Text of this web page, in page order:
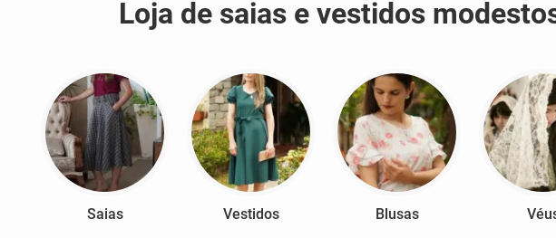
Loja de saias e vestidos
Saias Vestidos Blusas